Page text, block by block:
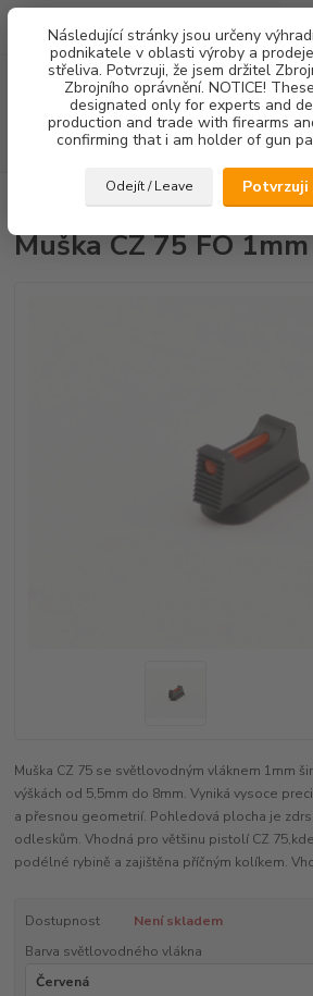
Následující stránky jsou určeny
podnikatele v oblasti výroby a
střeliva. Potvrzuji, že jsem držitel
Zbrojního oprávnění. NOTICE!
designated only for experts and
production and trade with firearms
confirming that i am holder of gun
Odejít / Leave Potvrzuji
Muška CZ 75 FO 1mm -
Muška CZ 75 FO
Muška CZ 75 se světlovodným vláknem 1mm
výškách od 5,5mm do 8mm. Vyniká vysoce
a přesnou geometrií. Pohledová plocha je
odleskům. Vhodná pro většinu pistolí CZ
podélné rybině a zajištěna příčným kolíkem.
Dostupnost
Není skladem
Barva světlovodného vlákna